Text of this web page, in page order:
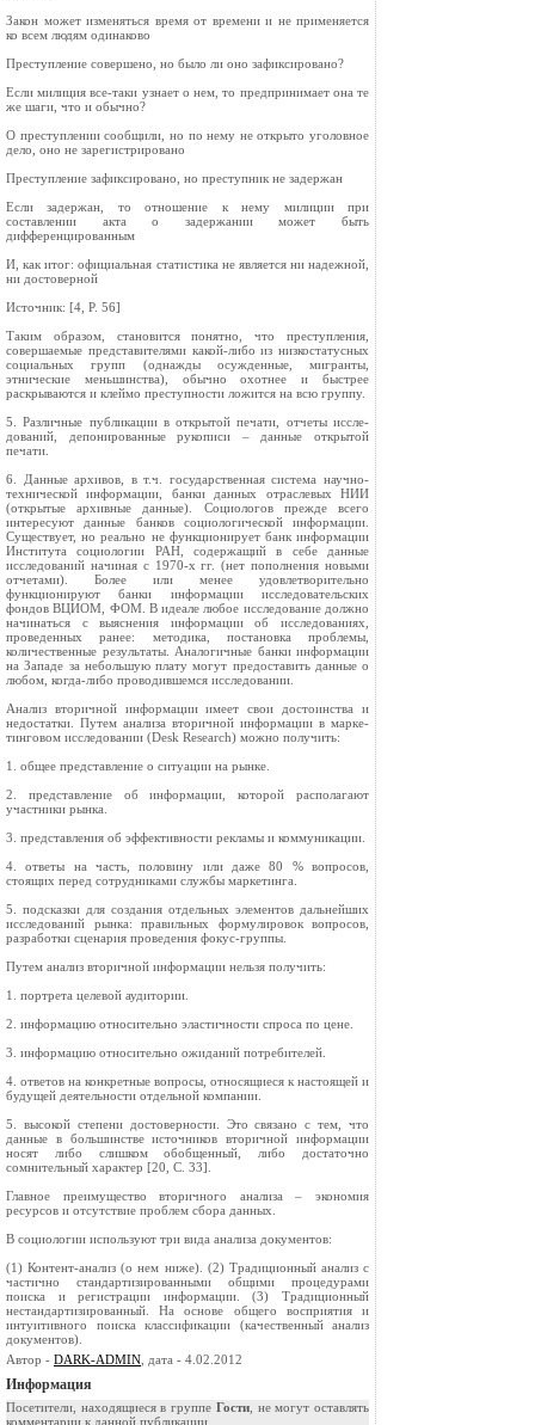
Закон может изменяться время от времени и не применяется
ко всем людям одинаково
Преступление совершено, но было ли оно зафиксировано?
Если милиция все-таки узнает о нем, то предпринимает она те
же шаги, что и обычно?
О преступлении сообщили, но по нему не открыто уголовное
дело, оно не зарегистрировано
Преступление зафиксировано, но преступник не задержан
Если задержан, то отношение к нему милиции при
составлении акта о задержании может быть
дифференцированным
И, как итог: официальная статистика не является ни надежной,
ни достоверной
Источник: [4, P. 56]
Таким образом, становится понятно, что преступления,
совершаемые представителями какой-либо из низкостатусных
социальных групп (однажды осужденные, мигранты,
этнические меньшинства), обычно охотнее и быстрее
раскрываются и клеймо преступности ложится на всю группу.
5. Различные публикации в открытой печати, отчеты иссле­
дований, депонированные рукописи – данные открытой
печати.
6. Данные архивов, в т.ч. государственная система научно-
технической информации, банки данных отраслевых НИИ
(открытые архивные данные). Социологов прежде всего
интере­суют данные банков социологической информации.
Существует, но реально не функционирует банк информации
Института социологии РАН, содержащий в себе данные
исследований начиная с 1970-х гг. (нет пополнения новыми
отчетами). Более или менее удовлетворительно
функционируют банки информации исследовательских
фондов ВЦИОМ, ФОМ. В идеале любое исследование должно
начинаться с выяснения информации об исследованиях,
проведенных ранее: методика, постановка проблемы,
количественные результаты. Аналогичные банки информации
на Западе за небольшую плату могут предоставить данные о
любом, когда-либо проводившемся исследовании.
Анализ вторичной информации имеет свои достоинства и
недостатки. Путем анализа вторичной информации в марке­
тинговом исследовании (Desk Research) можно получить:
1. общее представление о ситуации на рынке.
2. представление об информации, которой располагают
участники рынка.
3. представления об эффективности рекламы и коммуникации.
4. ответы на часть, половину или даже 80 % вопросов,
стоящих перед сотрудниками службы маркетинга.
5. подсказки для создания отдельных элементов дальнейших
исследований рынка: правильных формулировок вопросов,
разработки сценария проведения фокус-группы.
Путем анализ вторичной информации нельзя получить:
1. портрета целевой аудитории.
2. информацию относительно эластичности спроса по цене.
3. информацию относительно ожиданий потребителей.
4. ответов на конкретные вопросы, относящиеся к настоящей и
будущей деятельности отдельной компании.
5. высокой степени достоверности. Это связано с тем, что
данные в большинстве источников вторичной информации
носят либо слишком обобщенный, либо достаточно
сомнительный характер [20, C. 33].
Главное преимущество вторичного анализа – экономия
ресурсов и отсутствие проблем сбора данных.
В социологии используют три вида анализа документов:
(1) Контент-анализ (о нем ниже). (2) Традиционный анализ с
частично стандартизированными общими процедурами
поиска и регистрации информации. (3) Традиционный
нестандар­тизиро­ван­ный. На основе общего восприятия и
интуитивного поиска классификации (качественный анализ
документов).
Автор - DARK-ADMIN , дата - 4.02.2012
Информация
Посетители, находящиеся в группе Гости, не могут оставлять
комментарии к данной публикации.